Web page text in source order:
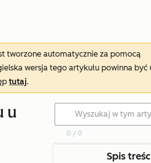
tworzone automatycznie za pomocą
wersja tego artykułu powinna być
tutaj.
u
0 / 0
Spis